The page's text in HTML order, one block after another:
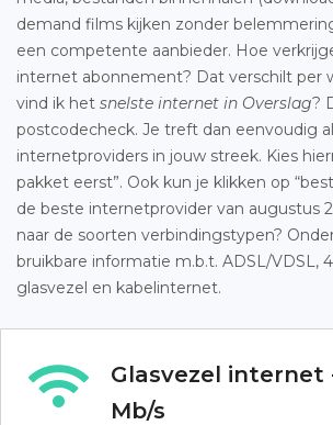
demand films kijken zonder
een competente aanbieder. Hoe
internet abonnement? Dat verschilt per
vind ik het snelste internet in Overslag?
postcodecheck. Je treft dan eenvoudig
internetproviders in jouw streek. Kies
pakket eerst”. Ook kun je klikken op
de beste internetprovider van augustus
naar de soorten verbindingstypen?
bruikbare informatie m.b.t. ADSL/VDSL,
glasvezel en kabelinternet.
Glasvezel internet
Mb/s